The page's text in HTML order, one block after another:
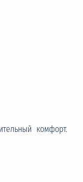
комфорт.